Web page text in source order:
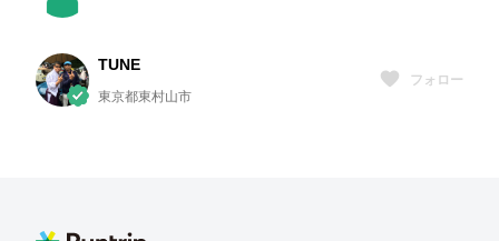
TUNE
東京都東村山市
フォロー